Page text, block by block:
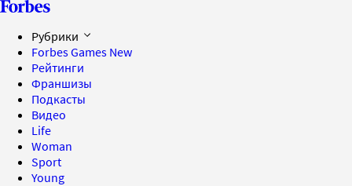
Рубрики
Forbes Games New
Рейтинги
Франшизы
Подкасты
Видео
Life
Woman
Sport
Young